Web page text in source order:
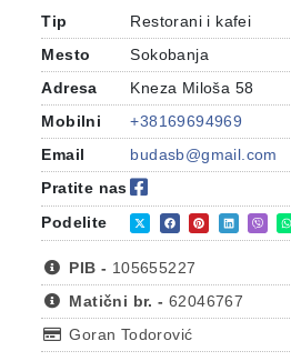
Tip
Restorani i kafei
Mesto
Sokobanja
Adresa
Kneza Miloša 58
Mobilni
+38169694969
Email
budasb@gmail.com
Pratite nas
Podelite
PIB - 105655227
Matični br. -62046767
Goran Todorović